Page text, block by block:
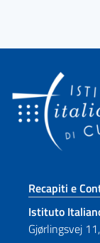
Recapiti e
Istituto
Gjørlingsvej